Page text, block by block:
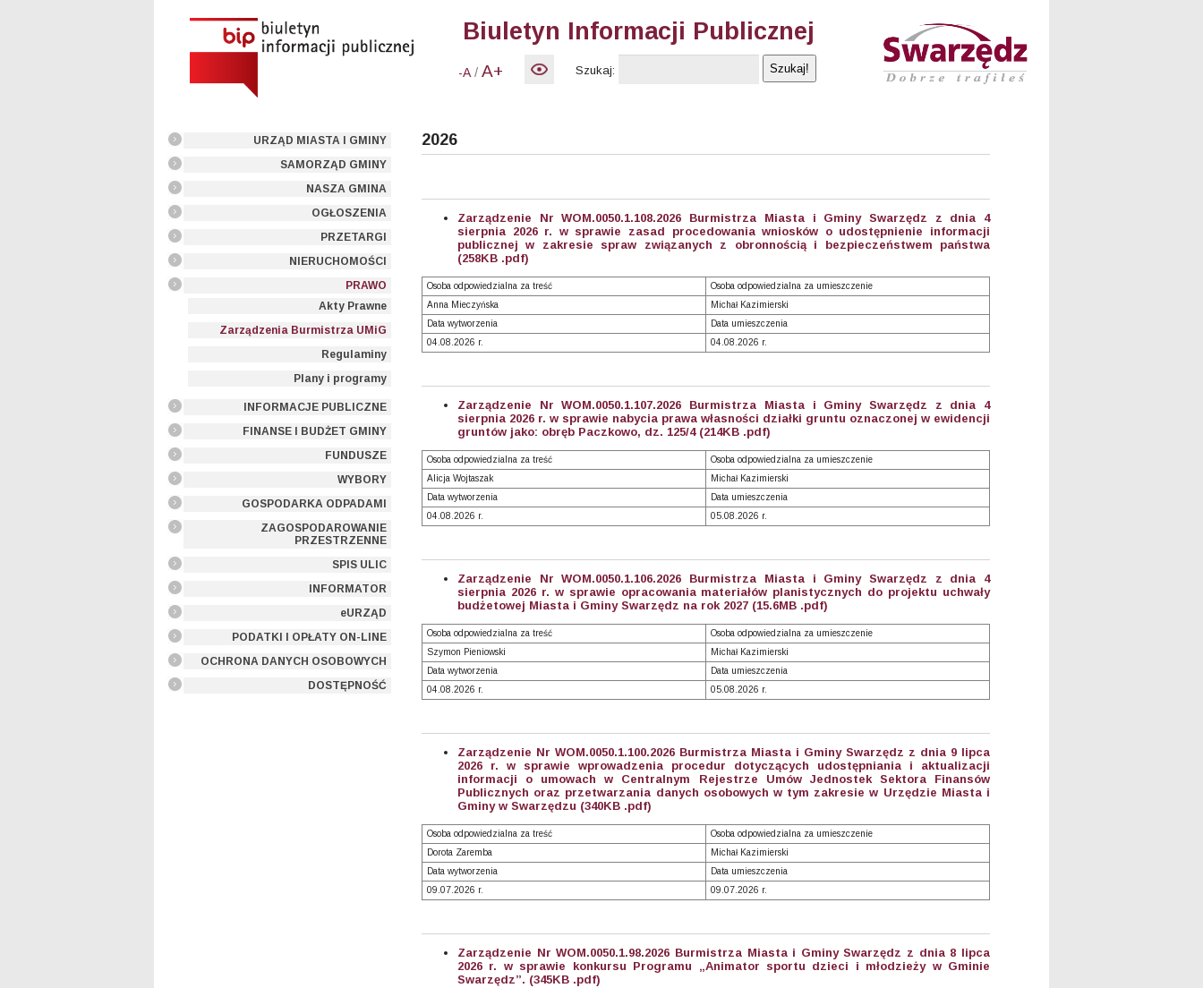
Biuletyn Informacji Publicznej
-A / A+ Szukaj:
URZĄD MIASTA I GMINY
SAMORZĄD GMINY
NASZA GMINA
OGŁOSZENIA
PRZETARGI
NIERUCHOMOŚCI
PRAWO
Akty Prawne
Zarządzenia Burmistrza UMiG
Regulaminy
Plany i programy
INFORMACJE PUBLICZNE
FINANSE I BUDŻET GMINY
FUNDUSZE
WYBORY
GOSPODARKA ODPADAMI
ZAGOSPODAROWANIE
PRZESTRZENNE
SPIS ULIC
INFORMATOR
eURZĄD
PODATKI I OPŁATY ON-LINE
OCHRONA DANYCH OSOBOWYCH
DOSTĘPNOŚĆ
2026
Zarządzenie Nr WOM.0050.1.108.2026 Burmistrza Miasta i Gminy Swarzędz z dnia 4
sierpnia 2026 r. w sprawie zasad procedowania wniosków o udostępnienie informacji
publicznej w zakresie spraw związanych z obronnością i bezpieczeństwem państwa
(258KB .pdf)
Osoba odpowiedzialna za treść
Osoba odpowiedzialna za umieszczenie
Anna Mieczyńska
Michał Kazimierski
Data wytworzenia
Data umieszczenia
04.08.2026 r.
04.08.2026 r.
Zarządzenie Nr WOM.0050.1.107.2026 Burmistrza Miasta i Gminy Swarzędz z dnia 4
sierpnia 2026 r. w sprawie nabycia prawa własności działki gruntu oznaczonej w ewidencji
gruntów jako: obręb Paczkowo, dz. 125/4 (214KB .pdf)
Osoba odpowiedzialna za treść
Osoba odpowiedzialna za umieszczenie
Alicja Wojtaszak
Michał Kazimierski
Data wytworzenia
Data umieszczenia
04.08.2026 r.
05.08.2026 r.
Zarządzenie Nr WOM.0050.1.106.2026 Burmistrza Miasta i Gminy Swarzędz z dnia 4
sierpnia 2026 r. w sprawie opracowania materiałów planistycznych do projektu uchwały
budżetowej Miasta i Gminy Swarzędz na rok 2027 (15.6MB .pdf)
Osoba odpowiedzialna za treść
Osoba odpowiedzialna za umieszczenie
Szymon Pieniowski
Michał Kazimierski
Data wytworzenia
Data umieszczenia
04.08.2026 r.
05.08.2026 r.
Zarządzenie Nr WOM.0050.1.100.2026 Burmistrza Miasta i Gminy Swarzędz z dnia 9 lipca
2026 r. w sprawie wprowadzenia procedur dotyczących udostępniania i aktualizacji
informacji o umowach w Centralnym Rejestrze Umów Jednostek Sektora Finansów
Publicznych oraz przetwarzania danych osobowych w tym zakresie w Urzędzie Miasta i
Gminy w Swarzędzu (340KB .pdf)
Osoba odpowiedzialna za treść
Osoba odpowiedzialna za umieszczenie
Dorota Zaremba
Michał Kazimierski
Data wytworzenia
Data umieszczenia
09.07.2026 r.
09.07.2026 r.
Zarządzenie Nr WOM.0050.1.98.2026 Burmistrza Miasta i Gminy Swarzędz z dnia 8 lipca
2026 r. w sprawie konkursu Programu „Animator sportu dzieci i młodzieży w Gminie
Swarzędz”. (345KB .pdf)